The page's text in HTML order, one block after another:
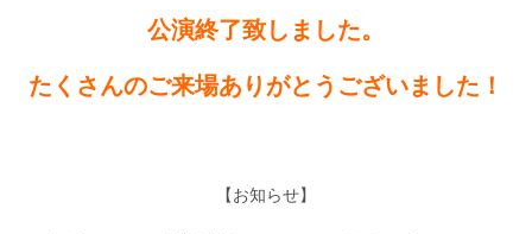
公演終了致しました。
たくさんのご来場ありがとうございました！
【お知らせ】